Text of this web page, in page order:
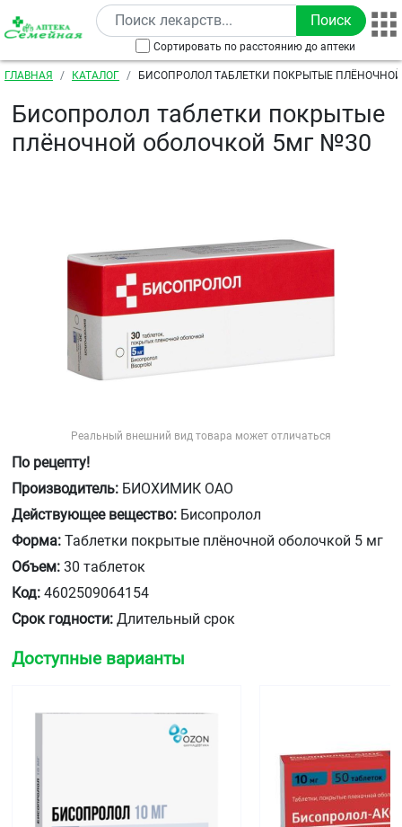
Перейти к основному содержанию
Сортировать по расстоянию до аптеки
Строка навигации
ГЛАВНАЯ КАТАЛОГ
БИСОПРОЛОЛ ТАБЛЕТКИ ПОКРЫТЫЕ
Бисопролол таблетки покрытые
плёночной оболочкой 5мг №30
Реальный внешний вид товара может отличаться
По рецепту!
Производитель: БИОХИМИК ОАО
Действующее вещество: Бисопролол
Форма: Таблетки покрытые плёночной оболочкой 5 мг
Объем: 30 таблеток
Код: 4602509064154
Срок годности: Длительный срок
Доступные варианты